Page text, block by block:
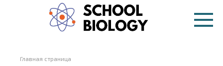
Главная страница